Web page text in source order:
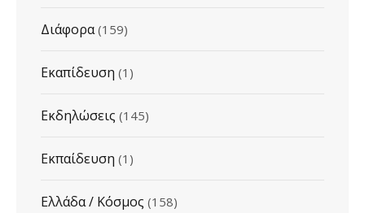
Διάφορα (159)
Εκαπίδευση (1)
Εκδηλώσεις (145)
Εκπαίδευση (1)
Ελλάδα / Κόσμος (158)